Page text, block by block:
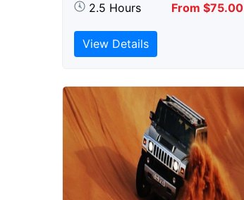
2.5 Hours From $75.00
View Details